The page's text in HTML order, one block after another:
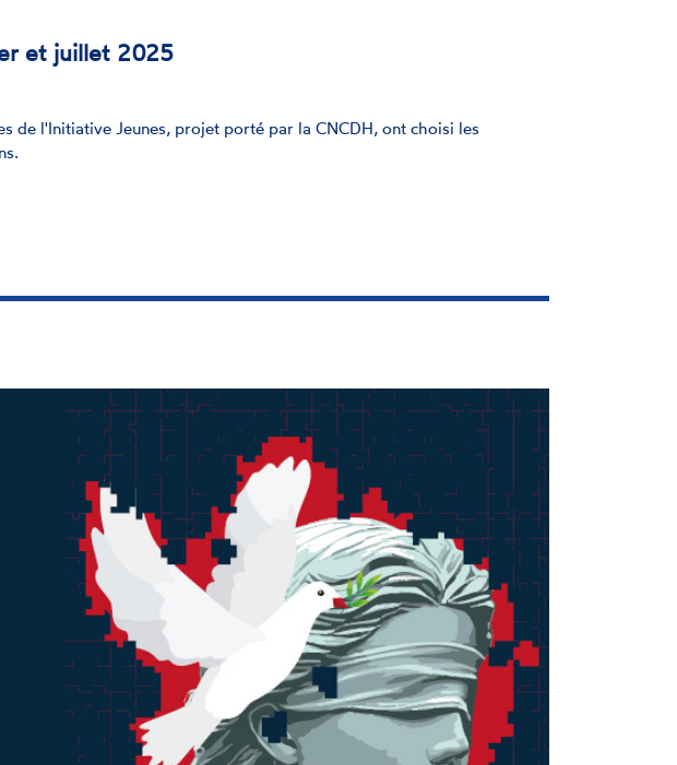
et juillet 2025
de l'Initiative Jeunes, projet porté par la CNCDH, ont choisi les